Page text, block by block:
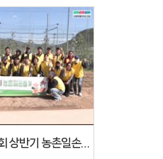
강원특별자치도의회 상반기 농촌일손돕기 봉사